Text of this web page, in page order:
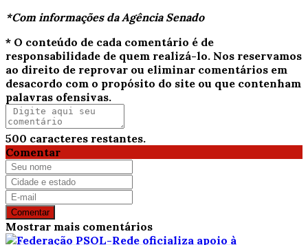
*Com informações da Agência Senado
* O conteúdo de cada comentário é de
responsabilidade de quem realizá-lo. Nos reservamos
ao direito de reprovar ou eliminar comentários em
desacordo com o propósito do site ou que contenham
palavras ofensivas.
500 caracteres restantes.
Comentar
Comentar
Mostrar mais comentários